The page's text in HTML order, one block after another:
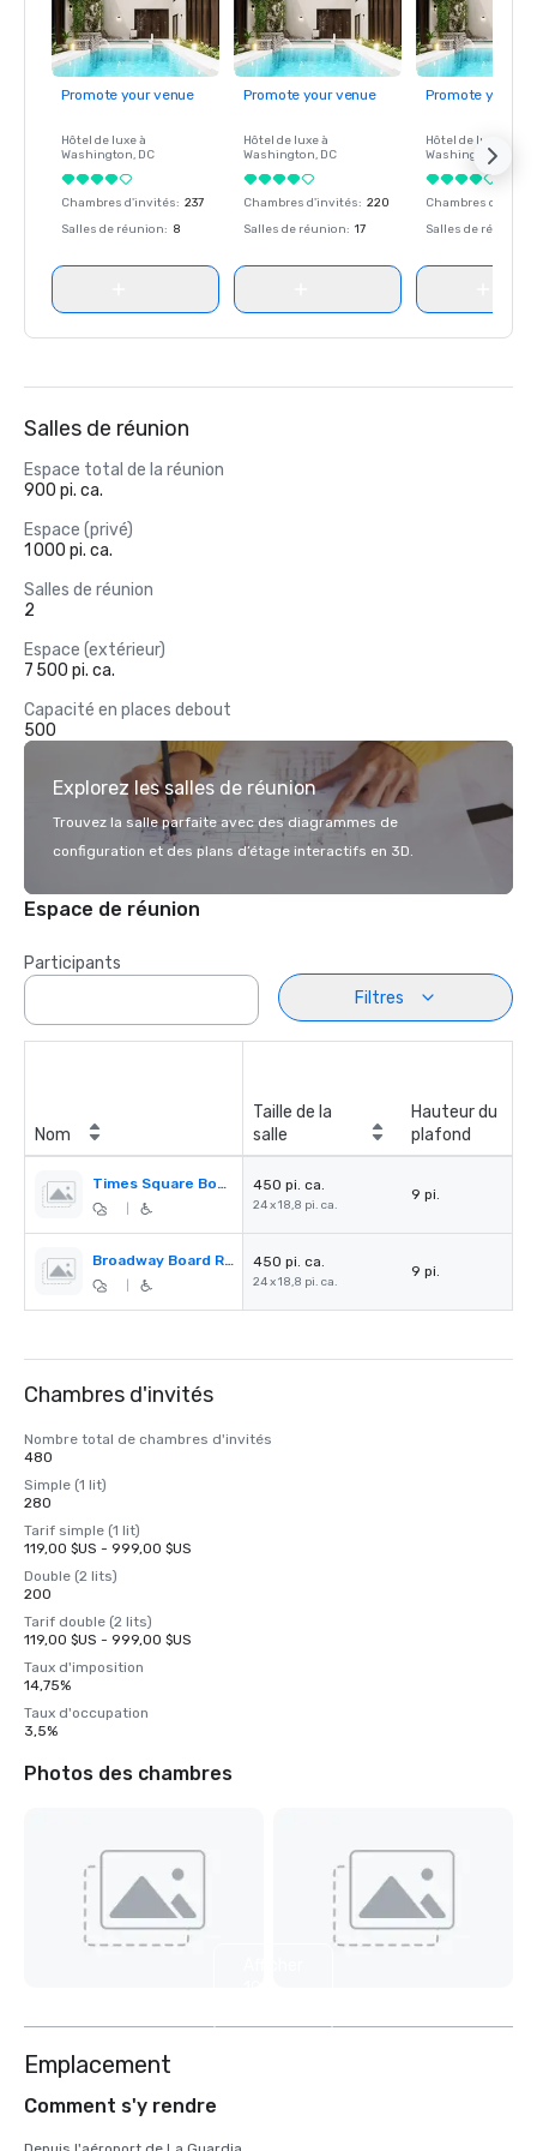
Promote your venue
Hôtel de luxe à
Washington, DC
Chambres d'invités: 237
Salles de réunion: 8
Promote your venue
Hôtel de luxe à
Washington, DC
Chambres d'invités: 220
Salles de réunion: 17
Promote your
Hôtel de luxe à
Washington
Chambres
Salles de réunion
Salles de réunion
Espace total de la réunion
900 pi. ca.
Espace (privé)
1 000 pi. ca.
Salles de réunion
2
Espace (extérieur)
7 500 pi. ca.
Capacité en places debout
500
Explorez les salles de réunion
Trouvez la salle parfaite avec des diagrammes de
configuration et des plans d’étage interactifs en 3D.
Espace de réunion
Participants
Filtres
Nom
Taille de la
salle
Hauteur du
plafond
Times Square Board Room 450 pi. ca.
24 x 18,8 pi. ca.
9 pi.
Broadway Board Room 450 pi. ca.
24 x 18,8 pi. ca.
9 pi.
Chambres d'invités
Nombre total de chambres d'invités
480
Simple (1 lit)
280
Tarif simple (1 lit)
119,00 $US - 999,00 $US
Double (2 lits)
200
Tarif double (2 lits)
119,00 $US - 999,00 $US
Taux d'imposition
14,75%
Taux d'occupation
3,5%
Photos des chambres
Emplacement
Comment s'y rendre